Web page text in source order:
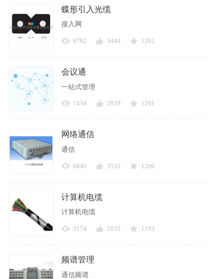
蝶形引入光缆
接入网
6792 3449 1202
会议通
一站式管理
7434 2939 1201
网络通信
通信
6846 3533 1200
计算机电缆
计算机电缆
5174 2635 1193
频谱管理
通信频谱